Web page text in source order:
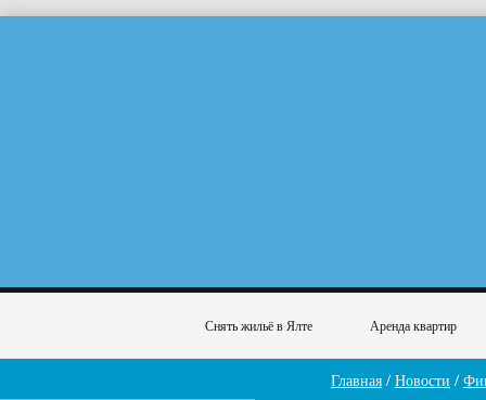
Снять жильё в Ялте Аренда квартир
Главная / Новости /